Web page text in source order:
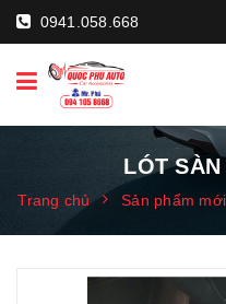
0941.058.668
LÓT
Trang chủ Sản phẩm